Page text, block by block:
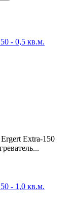
Extra-150